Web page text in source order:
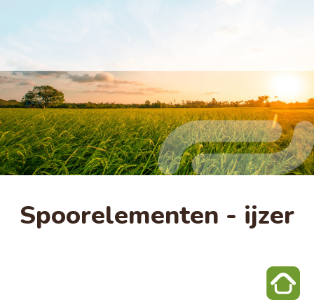
Spoorelementen - ijzer